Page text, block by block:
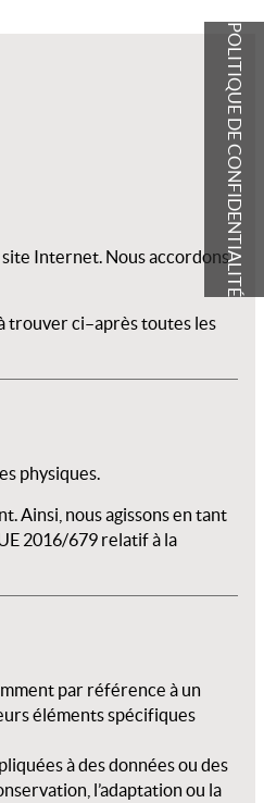
POLITIQUE DE CONFIDENTIALITÉ
Internet. Nous accordons
trouver ci–après toutes les
physiques.
Ainsi, nous agissons en tant
2016/679 relatif à la
par référence à un
éléments spécifiques
à des données ou des
l’adaptation ou la